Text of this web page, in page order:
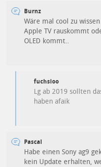
Burnz
Wäre mal cool zu
Apple TV rauskommt
OLED kommt..
fuchsioo
Lg ab 2019 sollten
haben afaik
Pascal
Habe einen Sony ag9
kein Update erhalten,